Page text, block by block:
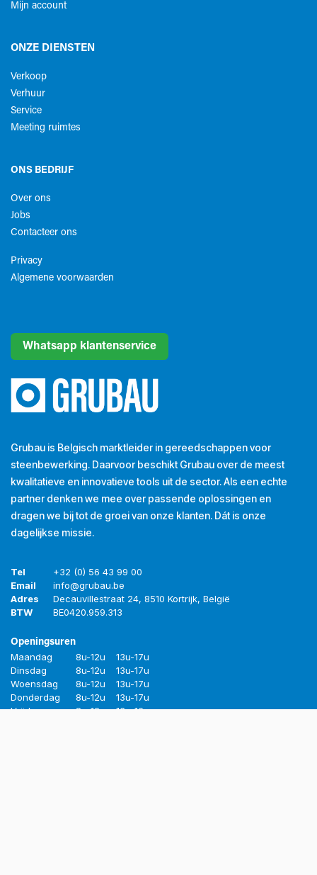
Mijn account
ONZE DIENSTEN
Verkoop
Verhuur
Service
Meeting ruimtes
ONS BEDRIJF
Over ons
Jobs
Contacteer ons
Privacy
Algemene voorwaarden​
Whatsapp klantenservice
Grubau is Belgisch marktleider in gereedschappen voor
steenbewerking. Daarvoor beschikt Grubau over de meest
kwalitatieve en innovatieve tools uit de sector. Als een echte
partner denken we mee over passende oplossingen en
dragen we bij tot de groei van onze klanten. Dát is onze
dagelijkse missie.
Tel
+32 (0) 56 43 99 00
Email
info@grubau.be
Adres
Decauvillestraat 24, 8510 Kortrijk, België
BTW
BE0420.959.313
Openingsuren
Maandag 8u-12u
13u-17u
Dinsdag
8u-12u
13u-17u
Woensdag
8u-12u
13u-17u
Donderdag
8u-12u
13u-17u
Vrijdag
8u-12u 13u-16u